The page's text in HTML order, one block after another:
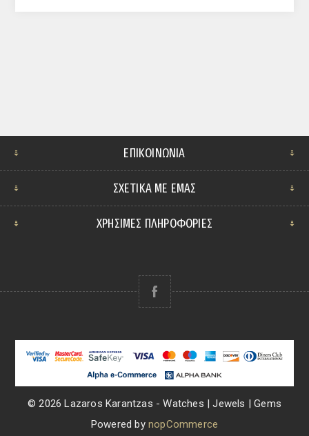
ΕΠΙΚΟΙΝΩΝΊΑ
ΣΧΕΤΙΚΆ ΜΕ ΕΜΆΣ
ΧΡΗΣΙΜΕΣ ΠΛΗΡΟΦΟΡΙΕΣ
© 2026 Lazaros Karantzas - Watches | Jewels | Gems
Powered by nopCommerce